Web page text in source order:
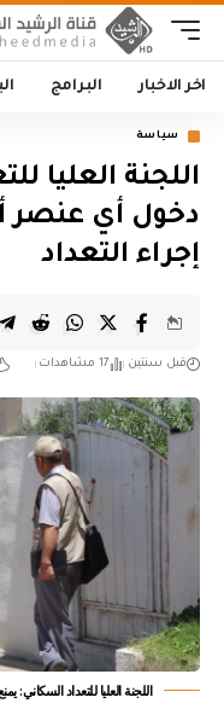
اخر الاخبار البرامج
سياسة
‏اللجنة العليا
دخول أي عنصر
إجراء التعداد
قبل سنتين 17 مشاهدات
‏اللجنة العليا للتعداد